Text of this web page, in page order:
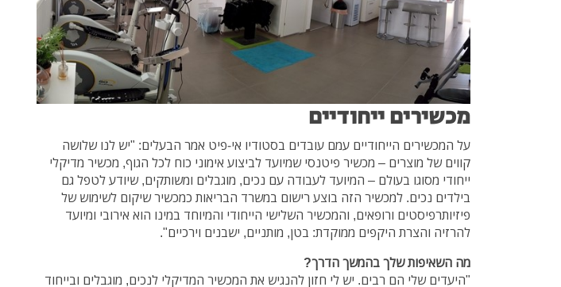
מכשירים ייחודיים
על המכשירים הייחודיים עמם עובדים בסטודיו אי-פיט אמר הבעלים: "יש לנו שלושה
קווים של מוצרים – מכשיר פיטנסי שמיועד לביצוע אימוני כוח לכל הגוף, מכשיר מדיקלי
ייחודי מסוגו בעולם – המיועד לעבודה עם נכים, מוגבלים ומשותקים, שיודע לטפל גם
בילדים נכים. למכשיר הזה בוצע רישום במשרד הבריאות כמכשיר שיקום לשימוש של
פיזיותרפיסטים ורופאים, והמכשיר השלישי הייחודי והמיוחד במינו הוא אירובי ומיועד
להרזיה והצרת היקפים ממוקדת: בטן, מותניים, ישבנים וירכיים".
מה השאיפות שלך בהמשך הדרך?
"היעדים שלי הם רבים. יש לי חזון להנגיש את המכשיר המדיקלי לנכים, מוגבלים ובייחוד